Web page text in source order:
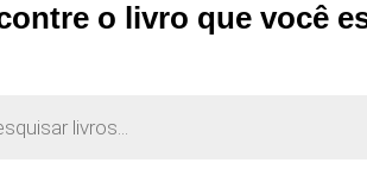
o livro que você